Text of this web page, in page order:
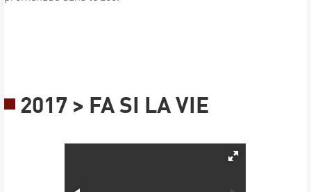
2017 > FA SI LA VIE